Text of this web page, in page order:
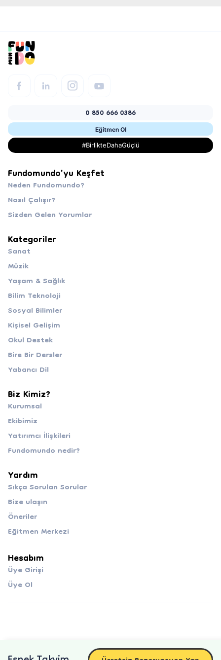
0 850 666 0386
Eğitmen Ol
#BirlikteDahaGüçlü
Fundomundo'yu Keşfet
Neden Fundomundo?
Nasıl Çalışır?
Sizden Gelen Yorumlar
Kategoriler
Sanat
Müzik
Yaşam & Sağlık
Bilim Teknoloji
Sosyal Bilimler
Kişisel Gelişim
Okul Destek
Bire Bir Dersler
Yabancı Dil
Biz Kimiz?
Kurumsal
Ekibimiz
Yatırımcı İlişkileri
Fundomundo nedir?
Yardım
Sıkça Sorulan Sorular
Bize ulaşın
Öneriler
Eğitmen Merkezi
Hesabım
Üye Girişi
Üye Ol